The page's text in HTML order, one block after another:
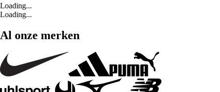
Loading...
Loading...
Al onze merken